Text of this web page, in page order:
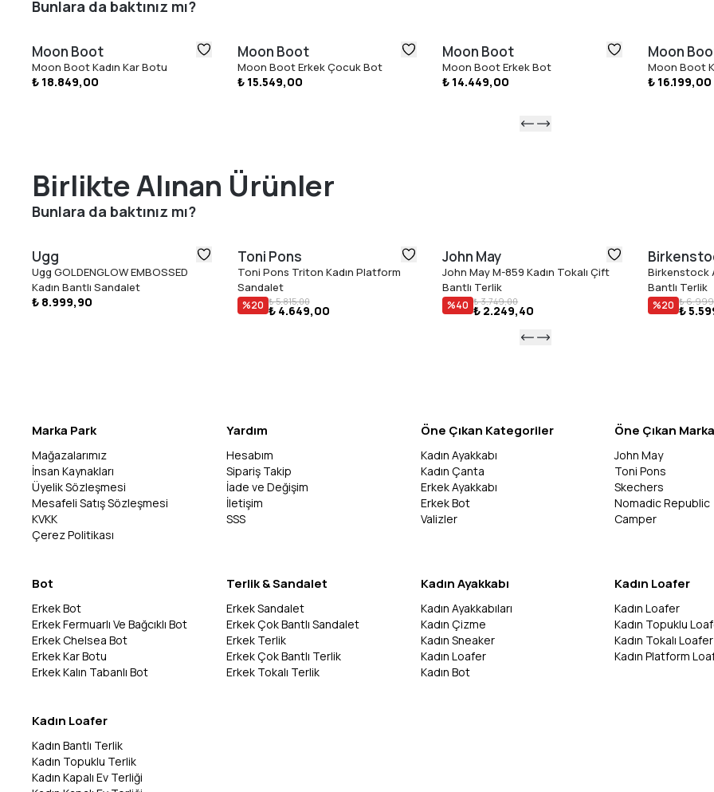
1. ADIM:
2.
Bunlara da baktınız mı?
Moon Boot
Moon Boot Kadın Kar Botu
₺ 18.849,00
Moon Boot
Moon Boot Erkek Çocuk Bot
₺ 15.549,00
Moon Boot
Moon Boot Erkek Bot
₺ 14.449,00
Moon
Moon Boot
₺ 16.199,00
Birlikte Alınan Ürünler
Bunlara da baktınız mı?
Ugg
Ugg GOLDENGLOW EMBOSSED
Kadın Bantlı Sandalet
₺ 8.999,90
Toni Pons
Toni Pons Triton Kadın Platform
Sandalet
%20 ₺ 5.815,00
₺ 4.649,00
John May
John May M-859 Kadın Tokalı Çift
Bantlı Terlik
%40 ₺ 3.749,00
₺ 2.249,40
Birkenstock
Bantlı Terlik
%20 ₺
₺
Marka Park
Mağazalarımız
İnsan Kaynakları
Üyelik Sözleşmesi
Mesafeli Satış Sözleşmesi
KVKK
Çerez Politikası
Yardım
Hesabım
Sipariş Takip
İade ve Değişim
İletişim
SSS
Öne Çıkan Kategoriler
Kadın Ayakkabı
Kadın Çanta
Erkek Ayakkabı
Erkek Bot
Valizler
Öne Çıkan
John May
Toni Pons
Skechers
Nomadic Republic
Camper
Bot
Erkek Bot
Erkek Fermuarlı Ve Bağcıklı Bot
Erkek Chelsea Bot
Erkek Kar Botu
Erkek Kalın Tabanlı Bot
Terlik & Sandalet
Erkek Sandalet
Erkek Çok Bantlı Sandalet
Erkek Terlik
Erkek Çok Bantlı Terlik
Erkek Tokalı Terlik
Kadın Ayakkabı
Kadın Ayakkabıları
Kadın Çizme
Kadın Sneaker
Kadın Loafer
Kadın Bot
Kadın Loafer
Kadın Loafer
Kadın Topuklu
Kadın Tokalı Loafer
Kadın Platform
Kadın Loafer
Kadın Bantlı Terlik
Kadın Topuklu Terlik
Kadın Kapalı Ev Terliği